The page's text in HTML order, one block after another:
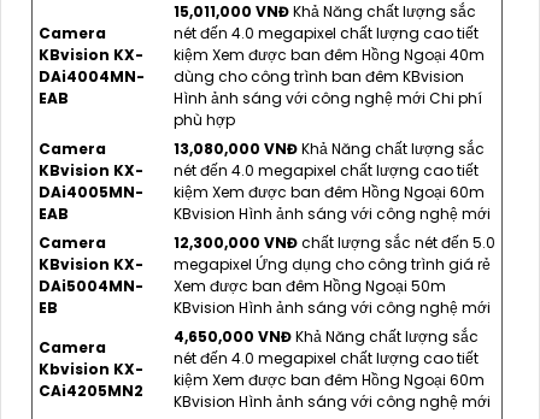
Camera
KBvision KX-
DAi4004MN-
EAB
15,011,000 VNĐKhả Năng chất lượng sắc
nét đến 4.0 megapixel chất lượng cao tiết
kiệm Xem được ban đêm Hồng Ngoại 40m
dùng cho công trình ban đêm KBvision
Hình ảnh sáng với công nghệ mới Chi phí
phù hợp
Camera
KBvision KX-
DAi4005MN-
EAB
13,080,000 VNĐKhả Năng chất lượng sắc
nét đến 4.0 megapixel chất lượng cao tiết
kiệm Xem được ban đêm Hồng Ngoại 60m
KBvision Hình ảnh sáng với công nghệ mới
Camera
KBvision KX-
DAi5004MN-
EB
12,300,000 VNĐchất lượng sắc nét đến 5.0
megapixel Ứng dụng cho công trình giá rẻ
Xem được ban đêm Hồng Ngoại 50m
KBvision Hình ảnh sáng với công nghệ mới
Camera
Kbvision KX-
CAi4205MN2
4,650,000 VNĐKhả Năng chất lượng sắc
nét đến 4.0 megapixel chất lượng cao tiết
kiệm Xem được ban đêm Hồng Ngoại 60m
KBvision Hình ảnh sáng với công nghệ mới